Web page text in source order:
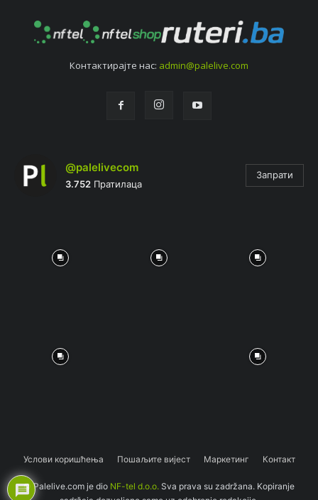
Контактирајтe нас: admin@palelive.com
@palelivecom
3.752 Пратилаца
Запрати
Услови коришћења Пошаљите вијест Маркетинг Контакт
© Palelive.com je dio NF-tel d.o.o. Sva prava su zadržana. Kopiranje